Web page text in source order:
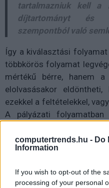
computertrends.hu - Do
Information
If you wish to opt-out of the
processing of your personal
tartalmazniuk kell a
díjtartományt és
szempontból való
Így a kiválasztási
többkörös folyamat
mértékű bérre, hanem
elolvasásakor
ezekkel a feltételekkel,
A pályázati
kapcsolatos
munkáltatónak, igaz, az
kiderül.